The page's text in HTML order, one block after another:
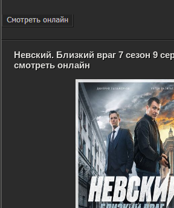
Невский. Близкий враг 7 сезон 9
смотреть онлайн